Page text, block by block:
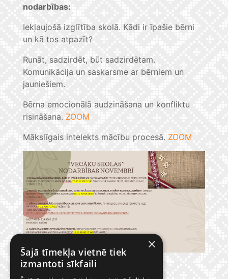
nodarbības:
Iekļaujošā izglītība skolā. Kādi ir īpašie bērni
un kā tos atpazīt?
Runāt, sadzirdēt, būt sadzirdētam.
Komunikācija un saskarsme ar bērniem un
jauniešiem.
Bērna emocionālā audzināšana un konfliktu
risināšana. ZOOM
Mākslīgais intelekts mācību procesā. ZOOM
×
Šajā tīmekļa vietnē tiek
izmantoti sīkfaili